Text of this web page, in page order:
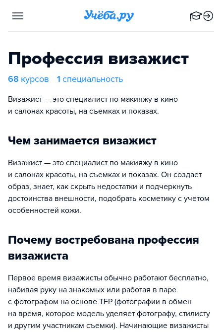
Профессия визажист
68 курсов 1 специальность
Визажист — это специалист по макияжу в кино
и салонах красоты, на съемках и показах.
Чем занимается визажист
Визажист — это специалист по макияжу в кино
и салонах красоты, на съемках и показах. Он создает
образ, знает, как скрыть недостатки и подчеркнуть
достоинства внешности, подобрать косметику с учетом
особенностей кожи.
Почему востребована профессия
визажиста
Первое время визажисты обычно работают бесплатно,
набивая руку на знакомых или работая в паре
с фотографом на основе TFP (фотографии в обмен
на время, которое модель уделяет фотографу, стилисту
и другим участникам съемки). Начинающие визажисты